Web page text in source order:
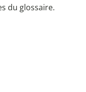
du glossaire.